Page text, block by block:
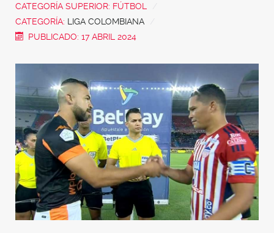
CATEGORÍA SUPERIOR: FÚTBOL
CATEGORÍA: LIGA COLOMBIANA
PUBLICADO: 17 ABRIL 2024